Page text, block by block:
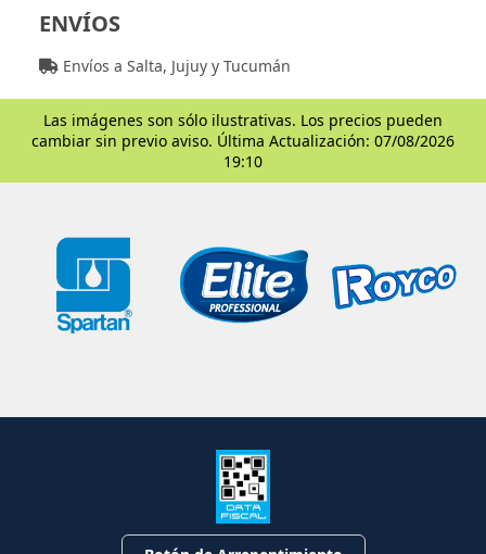
ENVÍOS
Envíos a Salta, Jujuy y Tucumán
Las imágenes son sólo ilustrativas. Los precios pueden
cambiar sin previo aviso. Última Actualización: 07/08/2026
19:10